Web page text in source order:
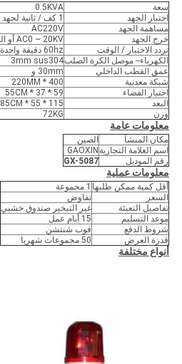
سعة
0.5KVA
اختبار الجهد
1 كف / ثانية لجهد معين
مساهمة الجهد
AC220V
خرج الجهد
AC0 ~ 20KV أو العرف
تردد الاختبار / الوقت
60hz دقيقة واحدة
الكهرباء-- موصل الكرة الصلب3mm sus304
عمق القطب الداخلي
30mm و
شبكة معدنية
400 * 220MM
اختبار الفضاء
59 * 37 * 55CM
البعد
115 * 55 * 85CM
وزن
72KG
معلومات عامة
مكان المنشأ
الصين
اسم العلامة التجارية GAOXIN
رقم الموديل
GX-5087
معلومات عملية
أقل كمية ممكن طلبها 1 مجموعة
السعر
تفاوض
تفاصيل التعبئة
غير التبخير صندوق خشبي
موعد التسليم
15 أيام عمل
شروط الدفع
فوب شنتشن
قدرة العرض
50 مجموعات شهريا
أنواع مختلفة